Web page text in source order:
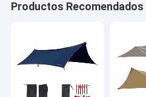
Productos Recomendados